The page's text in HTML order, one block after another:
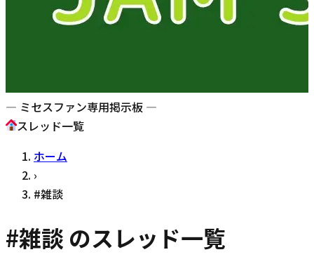
— ミセスファン専用掲示板 —
スレッド一覧
ホーム
›
#雑談
#雑談 のスレッド一覧